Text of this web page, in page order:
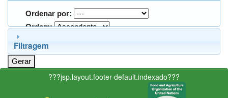
Ordenar por:
Ordem:
Filtragem
???jsp.layout.footer-default.indexado???